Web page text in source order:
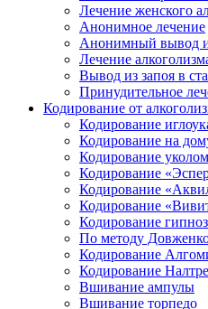
Лечение женского
Анонимное лечение
Анонимный вывод
Лечение
Вывод из запоя в
Принудительное
Кодирование от
Кодирование
Кодирование на
Кодирование уколом
Кодирование
Кодирование
Кодирование
Кодирование
По методу
Кодирование
Кодирование
Вшивание ампулы
Вшивание торпедо